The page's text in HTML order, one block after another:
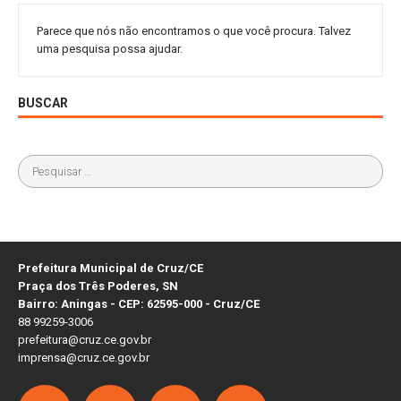
Parece que nós não encontramos o que você procura. Talvez
uma pesquisa possa ajudar.
BUSCAR
Prefeitura Municipal de Cruz/CE
Praça dos Três Poderes, SN
Bairro: Aningas - CEP: 62595-000 - Cruz/CE
88 99259-3006
prefeitura@cruz.ce.gov.br
imprensa@cruz.ce.gov.br